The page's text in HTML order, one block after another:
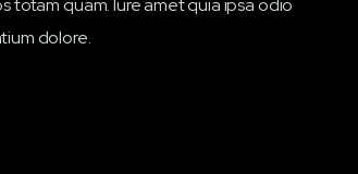
totam quam. Iure amet quia ipsa odio
dolore.